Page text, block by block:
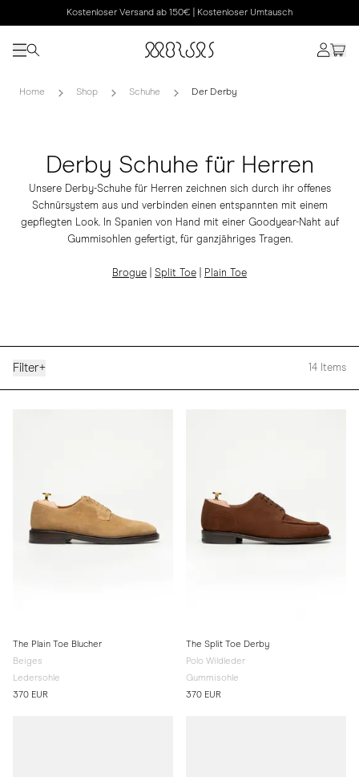
Kostenloser Versand ab 150€ | Kostenloser Umtausch
Home Shop Schuhe Der Derby
Derby Schuhe für Herren
Unsere Derby-Schuhe für Herren zeichnen sich durch ihr offenes
Schnürsystem aus und verbinden einen entspannten mit einem
gepflegten Look. In Spanien von Hand mit einer Goodyear-Naht auf
Gummisohlen gefertigt, für ganzjähriges Tragen.
Brogue Split Toe Plain Toe
Filter+ 14 Items
The Plain Toe Blucher
Beiges
Ledersohle
370 EUR
The Split Toe Derby
Polo Wildleder
Gummisohle
370 EUR